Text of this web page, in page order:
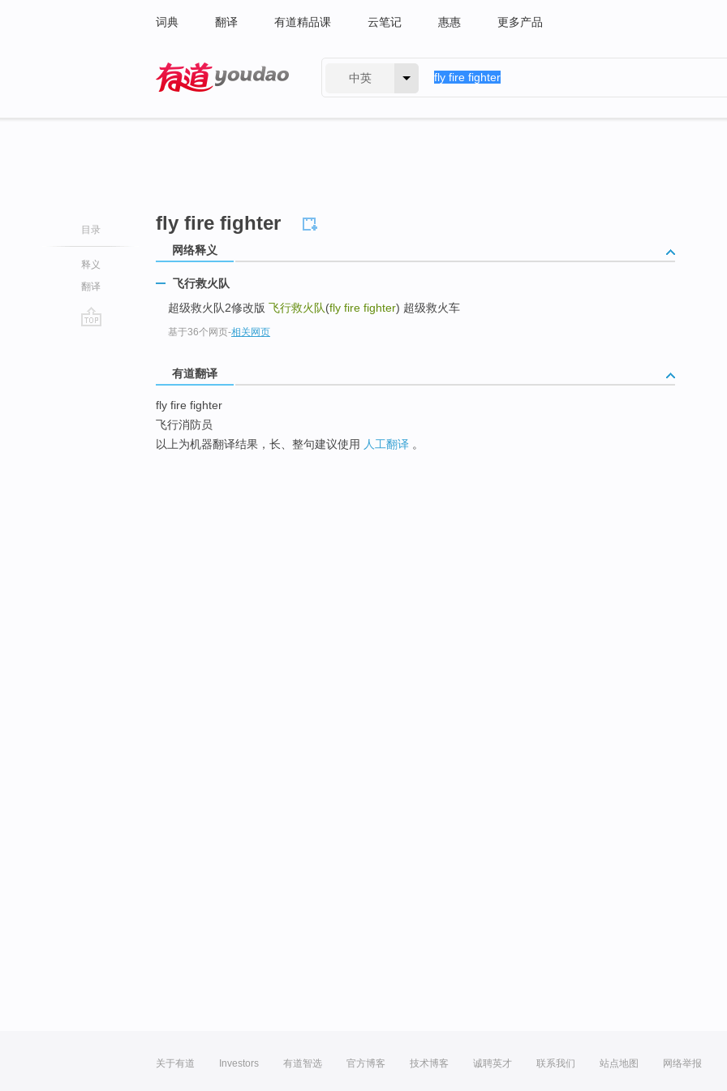
词典 翻译 有道精品课 云笔记 惠惠 更多产品
中英
目录
释义
翻译
fly fire fighter
网络释义
飞行救火队
超级救火队2修改版 飞行救火队(fly fire fighter) 超级救火车
基于36个网页-相关网页
有道翻译
fly fire fighter
飞行消防员
以上为机器翻译结果，长、整句建议使用 人工翻译 。
关于有道 Investors 有道智选 官方博客 技术博客 诚聘英才 联系我们 站点地图 网络举报